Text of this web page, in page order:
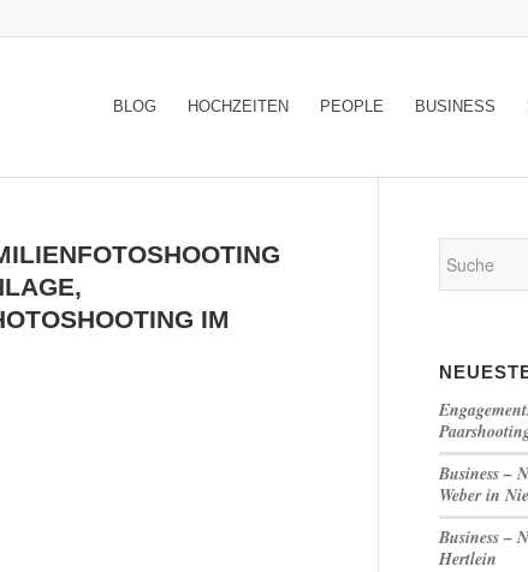
BLOG HOCHZEITEN PEOPLE BUSINESS
IM
Business –
Weber in
Business –
Hertlein